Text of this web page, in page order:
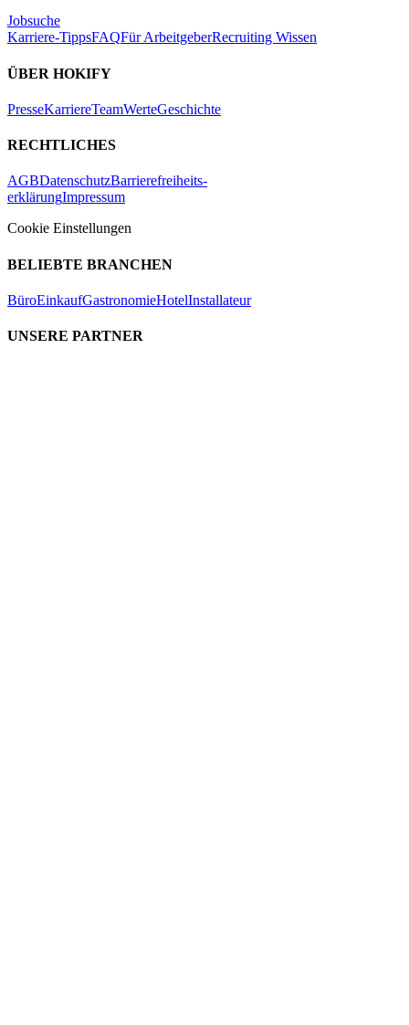
Jobsuche
Karriere-TippsFAQFür ArbeitgeberRecruiting Wissen
ÜBER HOKIFY
PresseKarriereTeamWerteGeschichte
RECHTLICHES
AGBDatenschutzBarrierefreiheits-
erklärungImpressum
Cookie Einstellungen
BELIEBTE BRANCHEN
BüroEinkaufGastronomieHotelInstallateur
UNSERE PARTNER